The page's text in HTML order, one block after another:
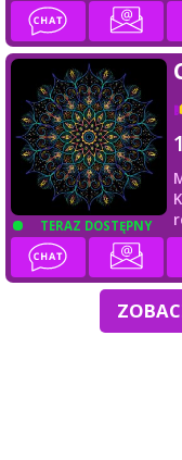
TERAZ DOSTĘPNY